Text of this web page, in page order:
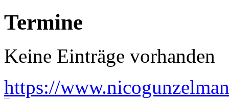
Termine
Keine Einträge vorhanden
https://